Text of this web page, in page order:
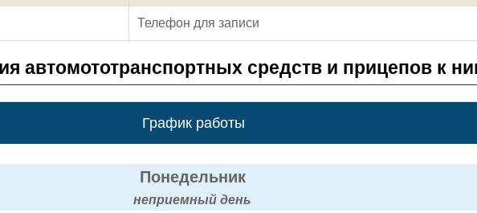
Телефон для записи
автомототранспортных средств и прицепов к
График работы
Понедельник
неприемный день